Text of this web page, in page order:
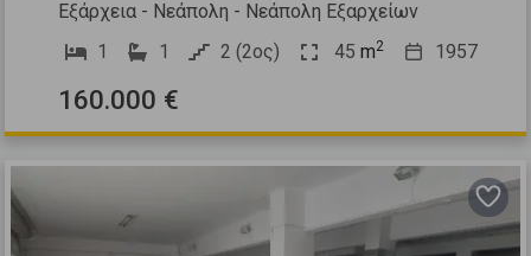
Εξάρχεια - Νεάπολη - Νεάπολη Εξαρχείων
1
1 2 (2ος) 45 m2 1957
160.000 €